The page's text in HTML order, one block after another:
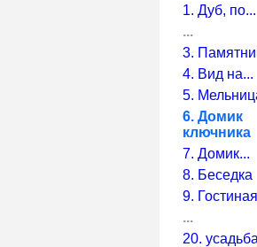
1. Дуб, по...
...
3.
4. Вид на...
5.
6. Домик
ключника
7. Домик...
8. Беседка
9.
...
20.